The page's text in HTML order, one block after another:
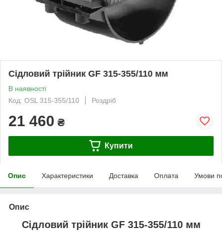
Сідловий трійник GF 315-355/110 мм
В наявності
Код: OSL 315-355/110
Роздріб
21 460 ₴
Купити
Опис Характеристики Доставка Оплата Умови
Опис
Сідловий трійник GF 315-355/110 мм